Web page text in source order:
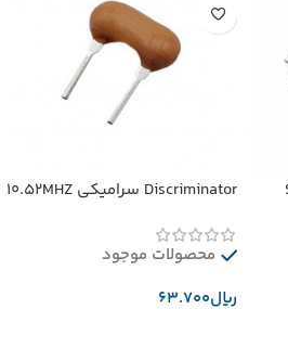
Discriminator سرامیکی 10.52MHZ
محصولات موجود
﷼